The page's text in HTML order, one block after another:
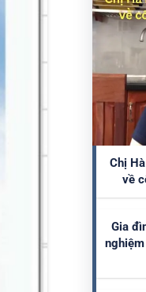
Chị
về
Gia